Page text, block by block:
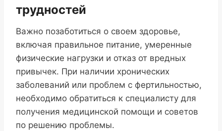
трудностей
Важно позаботиться о своем здоровье,
включая правильное питание, умеренные
физические нагрузки и отказ от вредных
привычек. При наличии хронических
заболеваний или проблем с фертильностью,
необходимо обратиться к специалисту для
получения медицинской помощи и советов
по решению проблемы.